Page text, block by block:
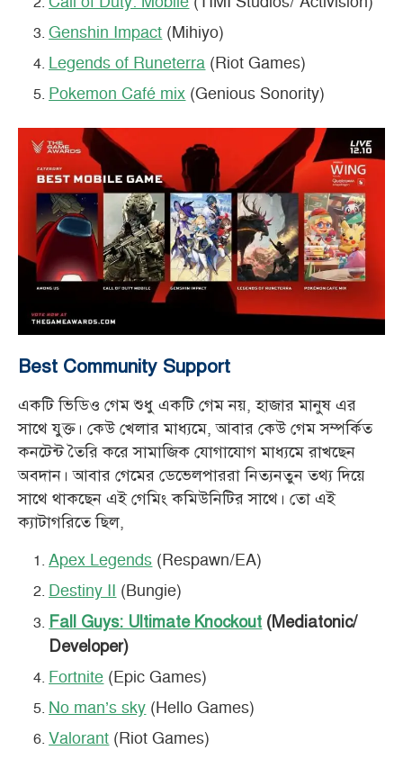
Genshin Impact(Mihiyo)
Legends of Runeterra(Riot Games)
Pokemon Café mix(Genious Sonority)
Best Community Support
একটি ভিডিও গেম শুধু একটি গেম নয়, হাজার মানুষ এর
সাথে যুক্ত। কেউ খেলার মাধ্যমে, আবার কেউ গেম সম্পর্কিত
কনটেন্ট তৈরি করে সামাজিক যোগাযোগ মাধ্যমে রাখছেন
অবদান। আবার গেমের ডেভেলপাররা নিত্যনতুন তথ্য দিয়ে
সাথে থাকছেন এই গেমিং কমিউনিটির সাথে। তো এই
ক্যাটাগরিতে ছিল,
Apex Legends(Respawn/EA)
Destiny II(Bungie)
Fall Guys: Ultimate Knockout (Mediatonic/
Developer)
Fortnite(Epic Games)
No man’s sky(Hello Games)
Valorant(Riot Games)